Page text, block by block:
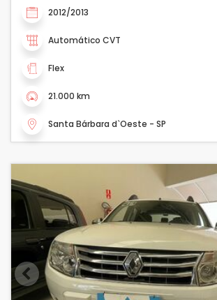
2012/2013
Automático CVT
Flex
21.000 km
Santa Bárbara d`Oeste - SP